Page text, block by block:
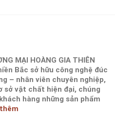
MẠI HOÀNG GIA THIÊN
Bắc sở hữu công nghệ đúc
– nhân viên chuyên nghiệp,
sở vật chất hiện đại, chúng
hàng những sản phẩm